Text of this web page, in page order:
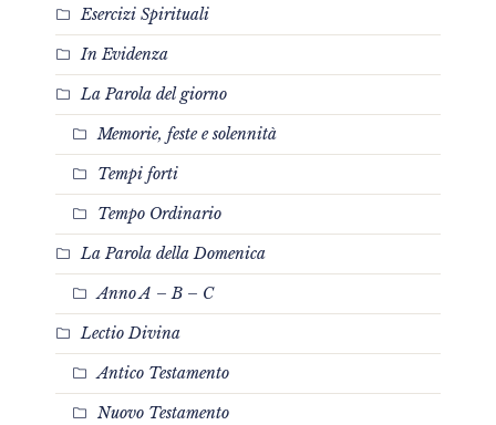
Esercizi Spirituali
In Evidenza
La Parola del giorno
Memorie, feste e solennità
Tempi forti
Tempo Ordinario
La Parola della Domenica
Anno A – B – C
Lectio Divina
Antico Testamento
Nuovo Testamento